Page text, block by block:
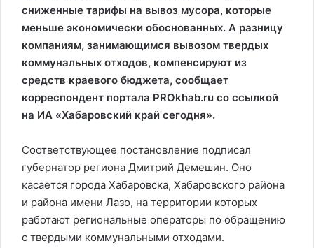
сниженные тарифы на вывоз мусора, которые
меньше экономически обоснованных. А разницу
компаниям, занимающимся вывозом твердых
коммунальных отходов, компенсируют из
средств краевого бюджета, сообщает
корреспондент портала PROkhab.ru со ссылкой
на ИА «Хабаровский край сегодня».
Соответствующее постановление подписал
губернатор региона Дмитрий Демешин. Оно
касается города Хабаровска, Хабаровского района
и района имени Лазо, на территории которых
работают региональные операторы по обращению
с твердыми коммунальными отходами.